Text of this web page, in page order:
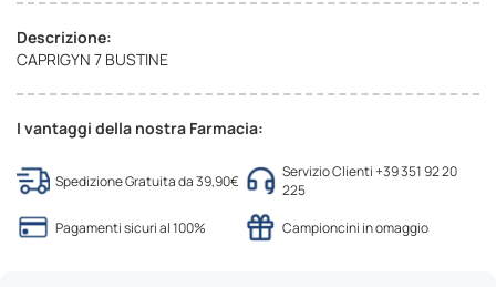
Descrizione:
CAPRIGYN 7 BUSTINE
I vantaggi della nostra Farmacia:
Spedizione Gratuita da 39,90€
Servizio Clienti +39 351 92 20
225
Pagamenti sicuri al 100%
Campioncini in omaggio